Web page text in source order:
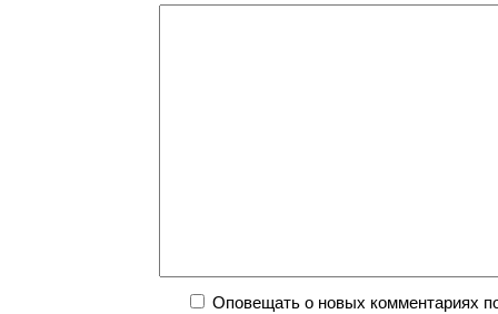
Оповещать о новых комментариях